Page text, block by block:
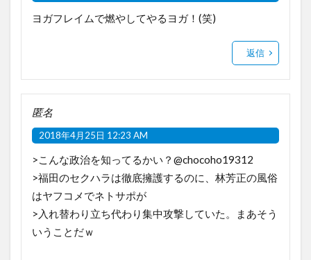
ヨガフレイムで燃やしてやるヨガ！(笑)
返信
匿名
2018年4月25日 12:23 AM
>こんな政治を知ってるかい？@chocoho19312
>福田のセクハラは徹底擁護するのに、林芳正の風俗
はヤフコメでネトサポが
>入れ替わり立ち代わり集中攻撃していた。まあそう
いうことだｗ